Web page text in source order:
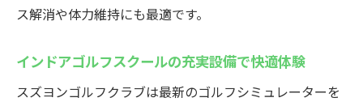
ス解消や体力維持にも最適です。
インドアゴルフスクールの充実設備で快適体験
スズヨンゴルフクラブは最新のゴルフシミュレーターを